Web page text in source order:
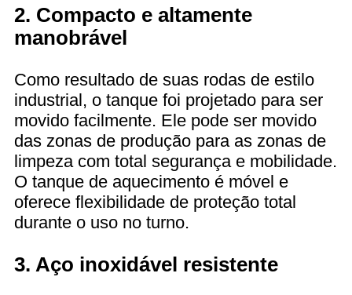
2. Compacto e altamente
manobrável
Como resultado de suas rodas de estilo
industrial, o tanque foi projetado para ser
movido facilmente. Ele pode ser movido
das zonas de produção para as zonas de
limpeza com total segurança e mobilidade.
O tanque de aquecimento é móvel e
oferece flexibilidade de proteção total
durante o uso no turno.
3. Aço inoxidável resistente